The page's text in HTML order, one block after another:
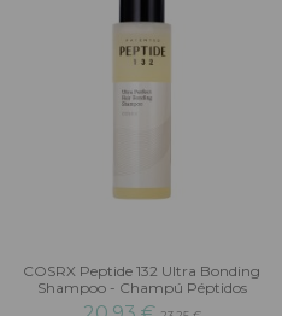
COSRX Peptide 132 Ultra Bonding
Shampoo - Champú Péptidos